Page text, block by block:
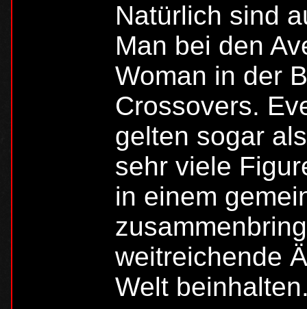
Natürlich sind
Man bei den
Woman in der
Crossovers.
gelten sogar
sehr viele
in einem
weitreichende
Welt